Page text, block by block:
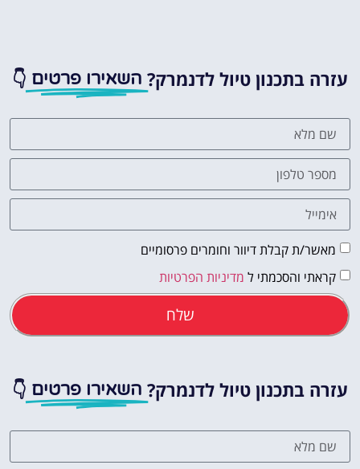
עזרה בתכנון טיול לדנמרק? השאירו פרטים 👇
מאשר/ת קבלת דיוור וחומרים פרסומיים
קראתי והסכמתי ל מדיניות הפרטיות
שלח
עזרה בתכנון טיול לדנמרק? השאירו פרטים 👇